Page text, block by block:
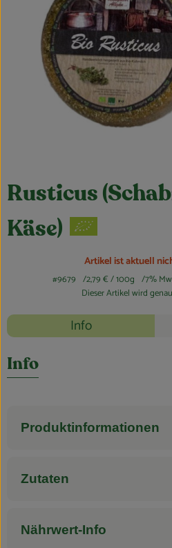
Obst & Gemüse
Kühltheke
Bäckerei
Vorratskammer
Haus, Garten & Co.
Über uns
Blog
Rusticus
Käse)
Artikel ist aktuell
#9679 2,79 €/ 100g 7%
Dieser Artikel wird
Rezepte
Info
Info
Produktinformationen
Zutaten
Nährwert-Info